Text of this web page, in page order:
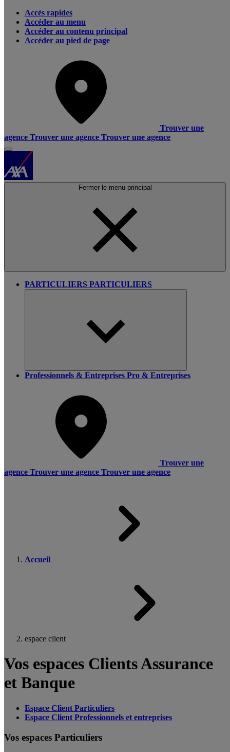
Accès rapides
Accéder au menu
Accéder au contenu principal
Accéder au pied de page
Trouver une
agence Trouver une agence Trouver une agence
Fermer le menu principal
PARTICULIERS PARTICULIERS
Professionnels & Entreprises Pro & Entreprises
Trouver une
agence Trouver une agence Trouver une agence
Accueil
espace client
Vos espaces Clients Assurance
et Banque
Espace Client Particuliers
Espace Client Professionnels et entreprises
Vos espaces Particuliers